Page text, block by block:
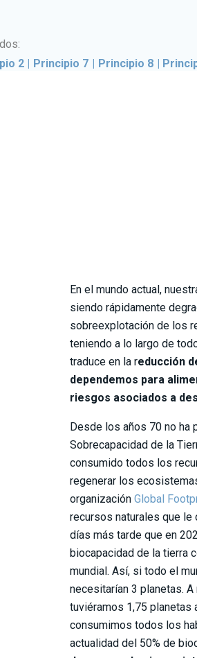
2 | Principio 7 | Principio 8 |
En el mundo actual,
siendo rápidamente
sobreexplotación de los
teniendo a lo largo de
traduce en la reducción
dependemos para
riesgos asociados a
Desde los años 70 no ha
Sobrecapacidad de la
consumido todos los
regenerar los
organización Global
recursos naturales que le
días más tarde que en
biocapacidad de la tierra
mundial. Así, si todo el
necesitarían 3 planetas.
tuviéramos 1,75 planetas
consumimos todos los
actualidad del 50% de